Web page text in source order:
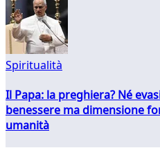
Spiritualità
Il Papa: la preghiera? Né
benessere ma dimensione
umanità